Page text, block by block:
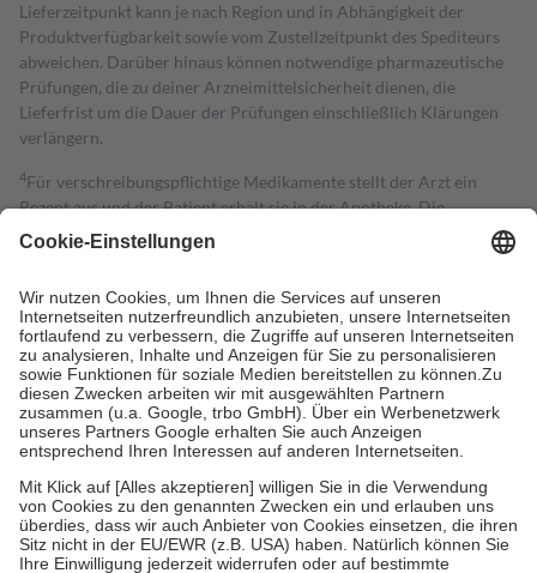
Lieferzeitpunkt kann je nach Region und in Abhängigkeit der
Produktverfügbarkeit sowie vom Zustellzeitpunkt des Spediteurs
abweichen. Darüber hinaus können notwendige pharmazeutische
Prüfungen, die zu deiner Arzneimittelsicherheit dienen, die
Lieferfrist um die Dauer der Prüfungen einschließlich Klärungen
verlängern.
4Für verschreibungspflichtige Medikamente stellt der Arzt ein
Rezept aus und der Patient erhält sie in der Apotheke. Die
gesetzliche Krankenversicherung übernimmt in der Regel die
Kosten dafür, der Versicherte trägt einen Teil davon als Zuzahlung
Grundsätzlich leisten Mitglieder Zuzahlungen in Höhe von zehn
Prozent des Abgabepreises,mindestens jedochfünf Euround
höchstens zehn Euro.Es sind jedoch nie mehr als die tatsächlichen
Kosten der Leistung zu entrichten.
Diese Regeln gelten grundsätzlich auch für Online-Apotheken.
Bei Heilmitteln und häuslicher Krankenpflege beträgt die
Zuzahlung zehn Prozent der Kosten sowie zehn Euro je
Verordnung.
Um das Engagement der Versicherten für ihre eigene Gesundheit zu
stärken und die besondere Stellung der Familie zu unterstützen,
fallenkeine Zuzahlungenan bei: